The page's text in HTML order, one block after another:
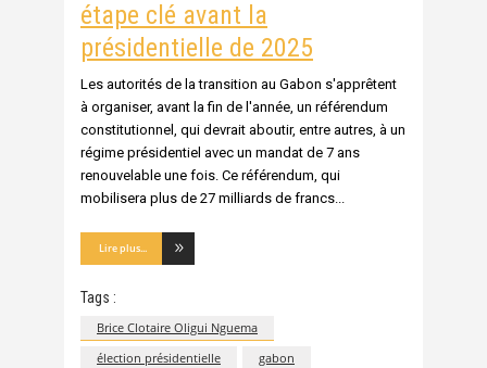
étape clé avant la
présidentielle de 2025
Les autorités de la transition au Gabon s'apprêtent
à organiser, avant la fin de l'année, un référendum
constitutionnel, qui devrait aboutir, entre autres, à un
régime présidentiel avec un mandat de 7 ans
renouvelable une fois. Ce référendum, qui
mobilisera plus de 27 milliards de francs
Lire plus...
Tags :
Brice Clotaire Oligui Nguema
élection présidentielle
gabon